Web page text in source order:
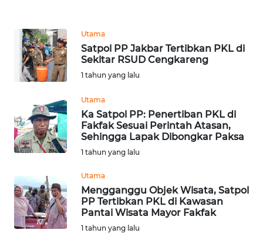
Utama
Satpol PP Jakbar Tertibkan PKL di
Sekitar RSUD Cengkareng
1 tahun yang lalu
Utama
Ka Satpol PP: Penertiban PKL di
Fakfak Sesuai Perintah Atasan,
Sehingga Lapak Dibongkar Paksa
1 tahun yang lalu
Utama
Mengganggu Objek Wisata, Satpol
PP Tertibkan PKL di Kawasan
Pantai Wisata Mayor Fakfak
1 tahun yang lalu
KARIR
DISCLAIMER
News
Regional
SUMUT
WN
JAKARTA